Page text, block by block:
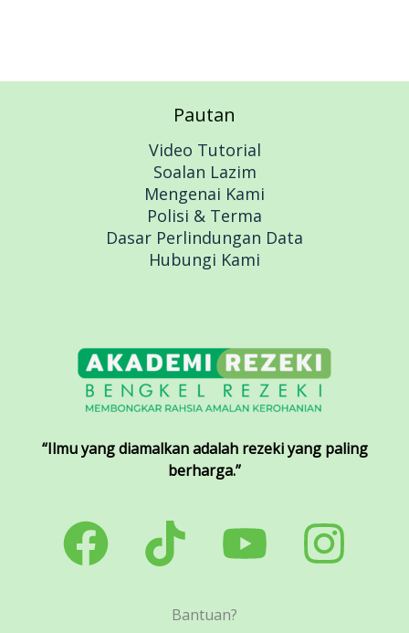
Pautan
Video Tutorial
Soalan Lazim
Mengenai Kami
Polisi & Terma
Dasar Perlindungan Data
Hubungi Kami
“Ilmu yang diamalkan adalah rezeki yang paling
berharga.”
Bantuan?